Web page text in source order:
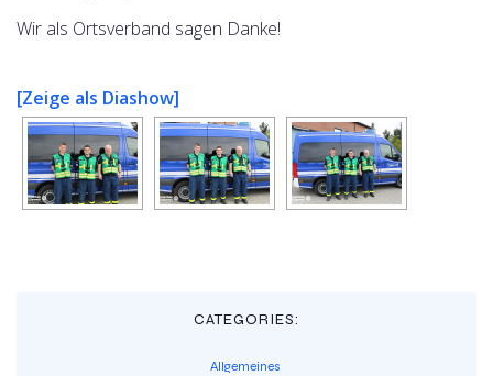
Wir als Ortsverband sagen Danke!
[Zeige als Diashow]
CATEGORIES:
Allgemeines